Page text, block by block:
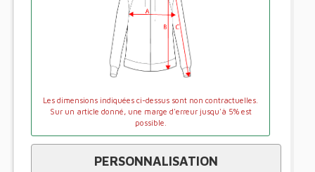
Les dimensions indiquées ci-dessus sont non contractuelles.
Sur un article donné, une marge d'erreur jusqu'à 5% est
possible.
PERSONNALISATION